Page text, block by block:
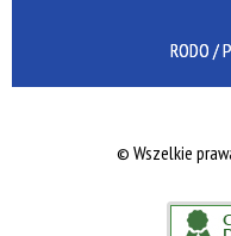
RODO /
© Wszelkie